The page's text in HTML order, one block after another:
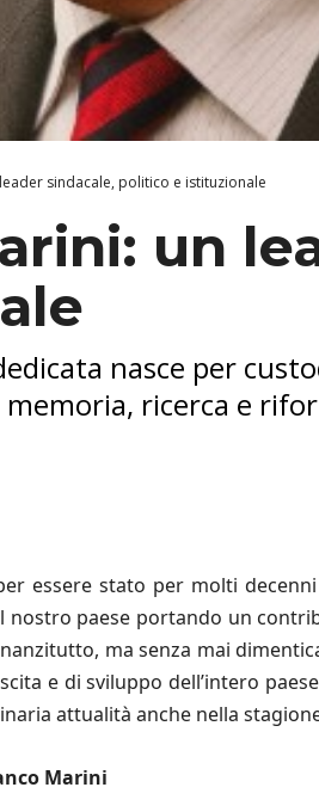
sindacale, politico e istituzionale
un
nasce per
ricerca e
essere stato per molti
nostro paese portando un
ma senza mai
e di sviluppo dell’intero
attualità anche nella
Marini